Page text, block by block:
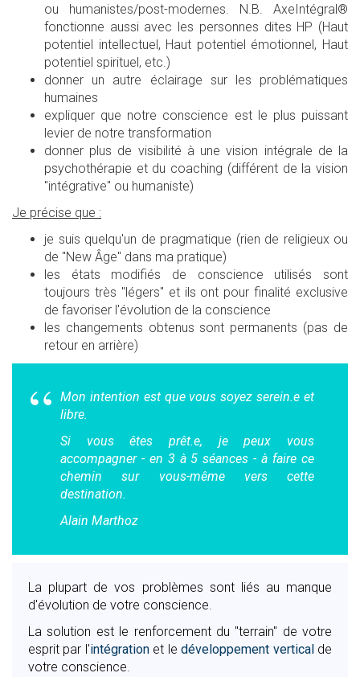
ou humanistes/post-modernes. N.B. AxeIntégral®
fonctionne aussi avec les personnes dites HP (Haut
potentiel intellectuel, Haut potentiel émotionnel, Haut
potentiel spirituel, etc.)
donner un autre éclairage sur les problématiques
humaines
expliquer que notre conscience est le plus puissant
levier de notre transformation
donner plus de visibilité à une vision intégrale de la
psychothérapie et du coaching (différent de la vision
"intégrative" ou humaniste)
Je précise que :
je suis quelqu'un de pragmatique (rien de religieux ou
de "New Âge" dans ma pratique)
les états modifiés de conscience utilisés sont
toujours très "légers" et ils ont pour finalité exclusive
de favoriser l'évolution de la conscience
les changements obtenus sont permanents (pas de
retour en arrière)
Mon intention est que vous soyez serein.e et
libre.
Si vous êtes prêt.e, je peux vous
accompagner - en 3 à 5 séances - à faire ce
chemin sur vous-même vers cette
destination.
Alain Marthoz
La plupart de vos problèmes sont liés au manque
d'évolution de votre conscience.
La solution est le renforcement du "terrain" de votre
esprit par l'intégrationet ledéveloppement verticalde
votre conscience.